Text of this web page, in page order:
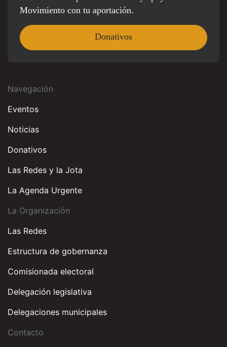
Movimiento con tu aportación.
Donativos
Navegación
Eventos
Noticias
Donativos
Las Redes y la Jota
La Agenda Urgente
La Organización
Las Redes
Estructura de gobernanza
Comisionada electoral
Delegación legislativa
Delegaciones municipales
Contacto